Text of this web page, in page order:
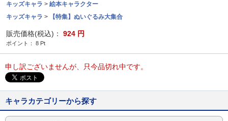
キッズキャラ > 絵本キャラクター
キッズキャラ > 【特集】ぬいぐるみ大集合
販売価格(税込)： 924 円
ポイント： 8 Pt
申し訳ございませんが、只今品切れ中です。
キャラカテゴリーから探す